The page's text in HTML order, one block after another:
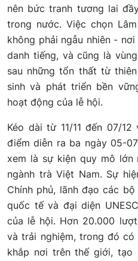
nên bức tranh tương lai
trong nước. Việc chọn
không phải ngẫu nhiên -
danh tiếng, và cũng là
sau những tổn thất từ
sinh và phát triển bền
hoạt động của lễ hội.
Kéo dài từ 11/11 đến 07/
điểm diễn ra ba ngày 05-
xem là sự kiện quy mô
ngành trà Việt Nam. Sự
Chính phủ, lãnh đạo các
quốc tế và đại diện
của lễ hội. Hơn 20.000
và trải nghiệm, trong đó
khắp nơi trên thế giới, tạo